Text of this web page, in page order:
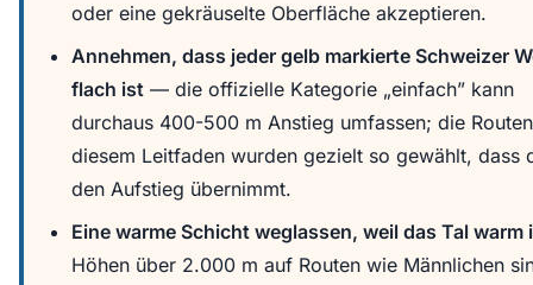
oder eine gekräuselte Oberfläche akzeptieren.
Annehmen, dass jeder gelb markierte Schweizer
flach ist — die offizielle Kategorie „einfach” kann
durchaus 400-500 m Anstieg umfassen; die
diesem Leitfaden wurden gezielt so gewählt, dass
den Aufstieg übernimmt.
Eine warme Schicht weglassen, weil das Tal warm
Höhen über 2.000 m auf Routen wie Männlichen